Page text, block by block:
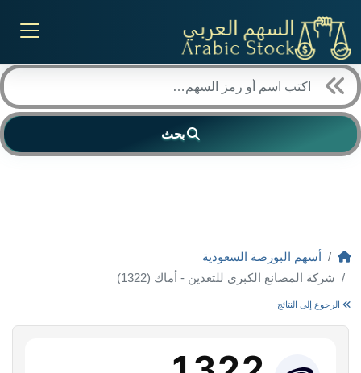
بحث
أسهم البورصة السعودية
شركة المصانع الكبرى للتعدين - أماك (1322)
الرجوع إلى النتائج